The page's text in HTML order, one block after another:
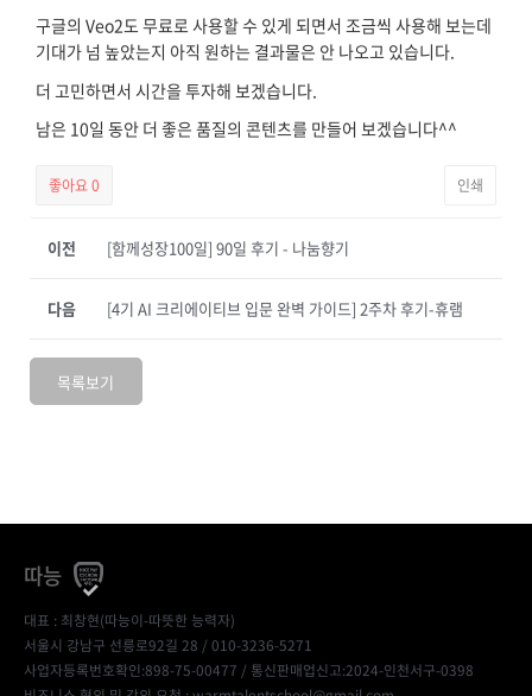
구글의 Veo2도 무료로 사용할 수 있게 되면서 조금씩 사용해 보는데
기대가 넘 높았는지 아직 원하는 결과물은 안 나오고 있습니다.
더 고민하면서 시간을 투자해 보겠습니다.
남은 10일 동안 더 좋은 품질의 콘텐츠를 만들어 보겠습니다^^
좋아요0 인쇄
이전 [함께성장100일] 90일 후기 - 나눔향기
[4기 AI 크리에이티브 입문 완벽 가이드] 2주차 후기-휴램
다음
목록보기
따능
대표 : 최창현(따능이-따뜻한 능력자)
서울시 강남구 선릉로92길 28 / 010-3236-5271
사업자등록번호확인:898-75-00477 / 통신판매업신고:2024-인천서구-0398